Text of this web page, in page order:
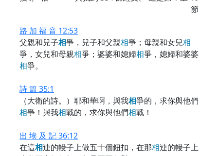
節
路 加 福 音 12:53
父親和兒子相爭，兒子和父親相爭；母親和女兒相
爭，女兒和母親相爭；婆婆和媳婦相爭，媳婦和婆婆
相爭。
詩 篇 35:1
（大衛的詩。）耶和華啊，與我相爭的，求你與他們
相爭！與我相戰的，求你與他們相戰！
出 埃 及 記 36:12
在這相連的幔子上做五十個鈕扣，在那相連的幔子上